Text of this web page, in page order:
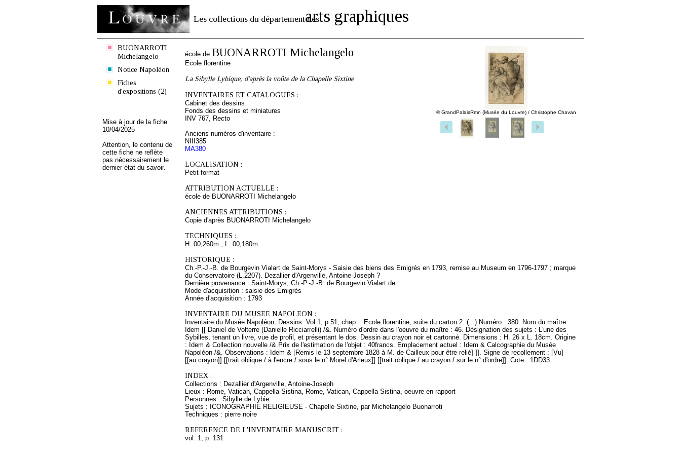
Les collections du département desarts graphiques
BUONARROTI
Michelangelo
Notice Napoléon
Fiches
d'expositions (2)
Mise à jour de la fiche
10/04/2025
Attention, le contenu de
cette fiche ne reflète
pas nécessairement le
dernier état du savoir.
© GrandPalaisRmn (Musée du Louvre) / Christophe Chavan
école de BUONARROTI Michelangelo
Ecole florentine
La Sibylle Lybique, d'après la voûte de la Chapelle Sixtine
INVENTAIRES ET CATALOGUES :
Cabinet des dessins
Fonds des dessins et miniatures
INV 767, Recto
Anciens numéros d'inventaire :
NIII385
MA380
LOCALISATION :
Petit format
ATTRIBUTION ACTUELLE :
école de BUONARROTI Michelangelo
ANCIENNES ATTRIBUTIONS :
Copie d'après BUONARROTI Michelangelo
TECHNIQUES :
H. 00,260m ; L. 00,180m
HISTORIQUE :
Ch.-P.-J.-B. de Bourgevin Vialart de Saint-Morys - Saisie des biens des Emigrés en 1793, remise au Museum en 1796-1797 ; marque
du Conservatoire (L.2207). Dezallier d'Argenville, Antoine-Joseph ?
Dernière provenance : Saint-Morys, Ch.-P.-J.-B. de Bourgevin Vialart de
Mode d'acquisition : saisie des Emigrés
Année d'acquisition : 1793
INVENTAIRE DU MUSEE NAPOLEON :
Inventaire du Musée Napoléon. Dessins. Vol.1, p.51, chap. : Ecole florentine, suite du carton 2. (...) Numéro : 380. Nom du maître :
Idem [[ Daniel de Volterre (Danielle Ricciarrelli) /&. Numéro d'ordre dans l'oeuvre du maître : 46. Désignation des sujets : L'une des
Sybilles, tenant un livre, vue de profil, et présentant le dos. Dessin au crayon noir et cartonné. Dimensions : H. 26 x L. 18cm. Origine
: Idem & Collection nouvelle /&.Prix de l'estimation de l'objet : 40francs. Emplacement actuel : Idem & Calcographie du Musée
Napoléon /&. Observations : Idem & [Remis le 13 septembre 1828 à M. de Cailleux pour être relié] ]]. Signe de recollement : [Vu]
[[au crayon]] [[trait oblique / à l'encre / sous le n° Morel d'Arleux]] [[trait oblique / au crayon / sur le n° d'ordre]]. Cote : 1DD33
INDEX :
Collections : Dezallier d'Argenville, Antoine-Joseph
Lieux : Rome, Vatican, Cappella Sistina, Rome, Vatican, Cappella Sistina, oeuvre en rapport
Personnes : Sibylle de Lybie
Sujets : ICONOGRAPHIE RELIGIEUSE - Chapelle Sixtine, par Michelangelo Buonarroti
Techniques : pierre noire
REFERENCE DE L'INVENTAIRE MANUSCRIT :
vol. 1, p. 131